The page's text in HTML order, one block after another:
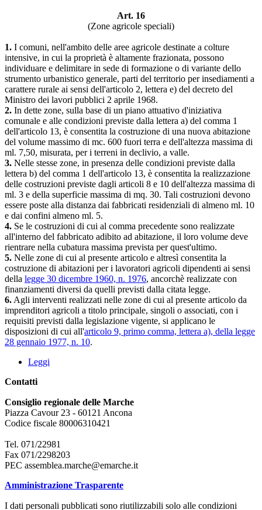
Art. 16
(Zone agricole speciali)
1. I comuni, nell'ambito delle aree agricole destinate a colture
intensive, in cui la proprietà è altamente frazionata, possono
individuare e delimitare in sede di formazione o di variante dello
strumento urbanistico generale, parti del territorio per insediamenti a
carattere rurale ai sensi dell'articolo 2, lettera e) del decreto del
Ministro dei lavori pubblici 2 aprile 1968.
2. In dette zone, sulla base di un piano attuativo d'iniziativa
comunale e alle condizioni previste dalla lettera a) del comma 1
dell'articolo 13, è consentita la costruzione di una nuova abitazione
del volume massimo di mc. 600 fuori terra e dell'altezza massima di
ml. 7,50, misurata, per i terreni in declivio, a valle.
3. Nelle stesse zone, in presenza delle condizioni previste dalla
lettera b) del comma 1 dell'articolo 13, è consentita la realizzazione
delle costruzioni previste dagli articoli 8 e 10 dell'altezza massima di
ml. 3 e della superficie massima di mq. 30. Tali costruzioni devono
essere poste alla distanza dai fabbricati residenziali di almeno ml. 10
e dai confini almeno ml. 5.
4. Se le costruzioni di cui al comma precedente sono realizzate
all'interno del fabbricato adibito ad abitazione, il loro volume deve
rientrare nella cubatura massima prevista per quest'ultimo.
5. Nelle zone di cui al presente articolo e altresì consentita la
costruzione di abitazioni per i lavoratori agricoli dipendenti ai sensi
della legge 30 dicembre 1960, n. 1976, ancorchè realizzate con
finanziamenti diversi da quelli previsti dalla citata legge.
6. Agli interventi realizzati nelle zone di cui al presente articolo da
imprenditori agricoli a titolo principale, singoli o associati, con i
requisiti previsti dalla legislazione vigente, si applicano le
disposizioni di cui all'articolo 9, primo comma, lettera a), della legge
28 gennaio 1977, n. 10.
Leggi
Contatti
Consiglio regionale delle Marche
Piazza Cavour 23 - 60121 Ancona
Codice fiscale 80006310421
Tel. 071/22981
Fax 071/2298203
PEC assemblea.marche@emarche.it
Amministrazione Trasparente
I dati personali pubblicati sono riutilizzabili solo alle condizioni